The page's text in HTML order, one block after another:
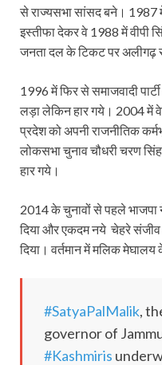
से राज्यसभा सांसद बने। 1987
इस्‍तीफा देकर वे 1988 में वीपी
जनता दल के टिकट पर अलीगढ़
1996 में फिर से समाजवादी
लड़ा लेकिन हार गये। 2004 में वे
प्रदेश को अपनी राजनीतिक
लोकसभा चुनाव चौधरी चरण
हार गये।
2014 के चुनावों से पहले भाजपा
दिया और एकदम नये चेहरे संजीव
दिया। वर्तमान में मलिक मेघालय
#SatyaPalMalik,
governor of
#Kashmiris